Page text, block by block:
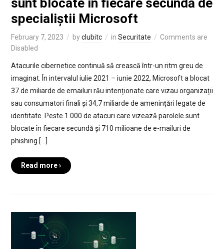
specialiștii Microsoft
February 7, 2023 byclubitc in Securitate
Comments are
Disabled
Atacurile cibernetice continuă să crească într-un ritm greu de
imaginat. În intervalul iulie 2021 – iunie 2022, Microsoft a blocat
37 de miliarde de emailuri rău intenționate care vizau organizații
sau consumatori finali și 34,7 miliarde de amenințări legate de
identitate. Peste 1.000 de atacuri care vizează parolele sunt
blocate în fiecare secundă și 710 milioane de e-mailuri de
phishing […]
Read more ›